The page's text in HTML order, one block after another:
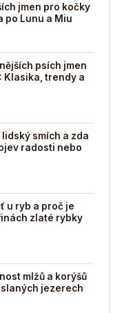
jmen pro kočky
po Lunu a Miu
psích jmen
Klasika, trendy a
smích a zda
radosti nebo
u ryb a proč je
zlaté rybky
mlžů a korýšů
jezerech